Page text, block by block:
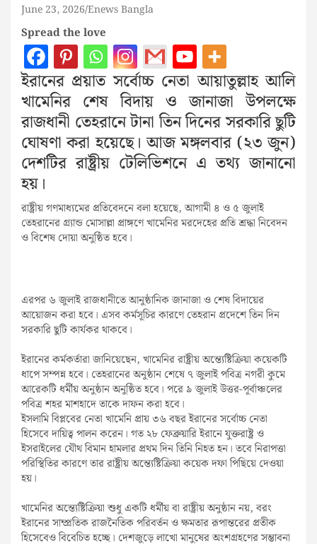
June 23, 2026 Enews Bangla
Spread the love
ইরানের প্রয়াত সর্বোচ্চ নেতা আয়াতুল্লাহ আলি
খামেনির শেষ বিদায় ও জানাজা উপলক্ষে
রাজধানী তেহরানে টানা তিন দিনের সরকারি ছুটি
ঘোষণা করা হয়েছে। আজ মঙ্গলবার (২৩ জুন)
দেশটির রাষ্ট্রীয় টেলিভিশনে এ তথ্য জানানো
হয়।
রাষ্ট্রীয় গণমাধ্যমের প্রতিবেদনে বলা হয়েছে, আগামী ৪ ও ৫ জুলাই
তেহরানের গ্র্যান্ড মোসাল্লা প্রাঙ্গণে খামেনির মরদেহের প্রতি শ্রদ্ধা নিবেদন
ও বিশেষ দোয়া অনুষ্ঠিত হবে।
এরপর ৬ জুলাই রাজধানীতে আনুষ্ঠানিক জানাজা ও শেষ বিদায়ের
আয়োজন করা হবে। এসব কর্মসূচির কারণে তেহরান প্রদেশে তিন দিন
সরকারি ছুটি কার্যকর থাকবে।
ইরানের কর্মকর্তারা জানিয়েছেন, খামেনির রাষ্ট্রীয় অন্ত্যেষ্টিক্রিয়া কয়েকটি
ধাপে সম্পন্ন হবে। তেহরানের অনুষ্ঠান শেষে ৭ জুলাই পবিত্র নগরী কুমে
আরেকটি ধর্মীয় অনুষ্ঠান অনুষ্ঠিত হবে। পরে ৯ জুলাই উত্তর-পূর্বাঞ্চলের
পবিত্র শহর মাশহাদে তাকে দাফন করা হবে।
ইসলামি বিপ্লবের নেতা খামেনি প্রায় ৩৬ বছর ইরানের সর্বোচ্চ নেতা
হিসেবে দায়িত্ব পালন করেন। গত ২৮ ফেব্রুয়ারি ইরানে যুক্তরাষ্ট্র ও
ইসরাইলের যৌথ বিমান হামলার প্রথম দিন তিনি নিহত হন। তবে নিরাপত্তা
পরিস্থিতির কারণে তার রাষ্ট্রীয় অন্ত্যেষ্টিক্রিয়া কয়েক দফা পিছিয়ে দেওয়া
হয়।
খামেনির অন্ত্যেষ্টিক্রিয়া শুধু একটি ধর্মীয় বা রাষ্ট্রীয় অনুষ্ঠান নয়, বরং
ইরানের সাম্প্রতিক রাজনৈতিক পরিবর্তন ও ক্ষমতার রূপান্তরের প্রতীক
হিসেবেও বিবেচিত হচ্ছে। দেশজুড়ে লাখো মানুষের অংশগ্রহণের সম্ভাবনা